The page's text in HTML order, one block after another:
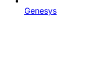
Genesys